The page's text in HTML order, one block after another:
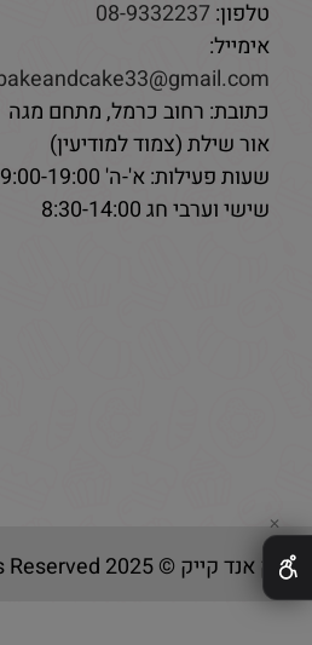
טלפון:08-9332237
אימייל:
bakeandcake33@gmail.com
כתובת: רחוב כרמל, מתחם מגה
אור שילת (צמוד למודיעין)
שעות פעילות: א'-ה' 9:00-19:00
שישי וערבי חג 8:30-14:00
בייק אנד קייק © 2025 All Rights Reserved
✕